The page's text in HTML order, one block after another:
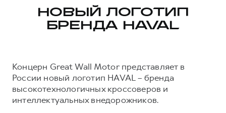
ВЫБОР И ПОКУПКА
Автомобили в наличии
Конфигуратор HAVAL
СЕРВИС
Все о сервисе
Запись на сервис
СПЕЦПРЕДЛОЖЕНИЯ
Покупателям
Владельцам
БРЕНД HAVAL
О бренде
НОВЫЙ ЛОГОТИП
БРЕНДА HAVAL
Концерн Great Wall Motor представляет в
России новый логотип HAVAL – бренда
высокотехнологичных кроссоверов и
интеллектуальных внедорожников.